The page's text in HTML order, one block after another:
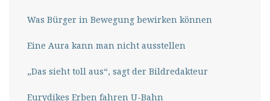
Was Bürger in Bewegung bewirken können
Eine Aura kann man nicht ausstellen
„Das sieht toll aus“, sagt der Bildredakteur
Eurydikes Erben fahren U-Bahn